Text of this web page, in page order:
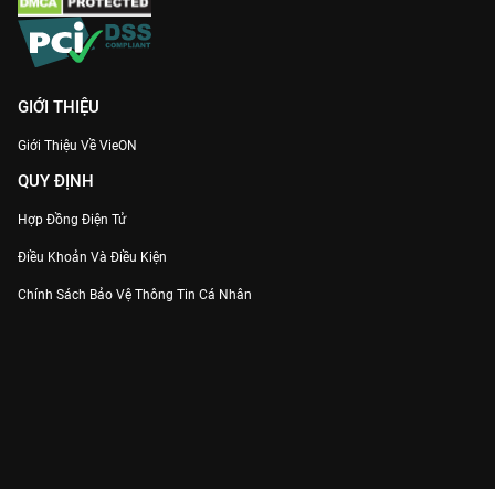
GIỚI THIỆU
Giới Thiệu Về VieON
QUY ĐỊNH
Hợp Đồng Điện Tử
Điều Khoản Và Điều Kiện
Chính Sách Bảo Vệ Thông Tin Cá Nhân